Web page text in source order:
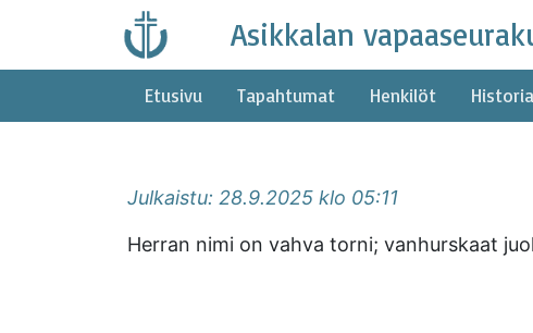
content
Asikkalan
Etusivu Tapahtumat Henkilöt Historia
Julkaistu: 28.9.2025 klo 05:11
Herran nimi on vahva torni; vanhurskaat